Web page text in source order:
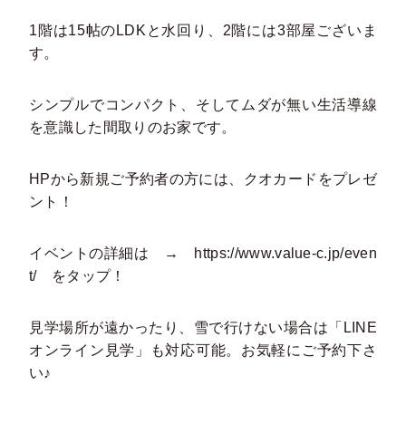
1階は15帖のLDKと水回り、2階には3部屋ございま
す。
シンプルでコンパクト、そしてムダが無い生活導線
を意識した間取りのお家です。
HPから新規ご予約者の方には、クオカードをプレゼ
ント！
イベントの詳細は → https://www.value-c.jp/even
t/をタップ！
見学場所が遠かったり、雪で行けない場合は「LINE
オンライン見学」も対応可能。お気軽にご予約下さ
い♪